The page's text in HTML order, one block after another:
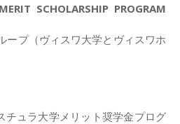
SCHOLARSHIP PROGRAM
ープ（ヴィスワ大学とヴィスワホ
チュラ大学メリット奨学金プログ